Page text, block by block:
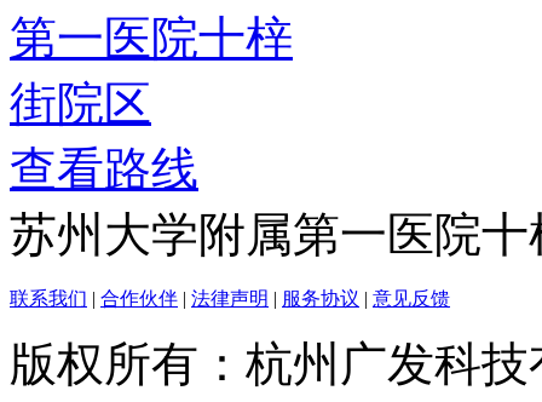
查看路线
苏州大学附属第一医院
联系我们 | 合作伙伴 | 法律声明 | 服务协议 | 意见反馈
版权所有：杭州广发科